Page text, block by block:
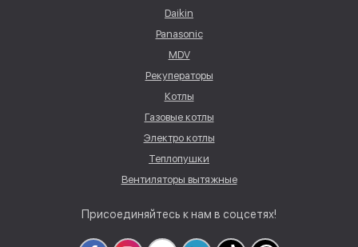
Daikin
Panasonic
MDV
Рекуператоры
Котлы
Газовые котлы
Электро котлы
Теплопушки
Вентиляторы вытяжные
Присоединяйтесь к нам в соцсетях!